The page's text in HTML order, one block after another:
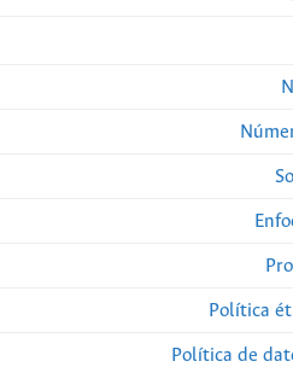
Política
Política de